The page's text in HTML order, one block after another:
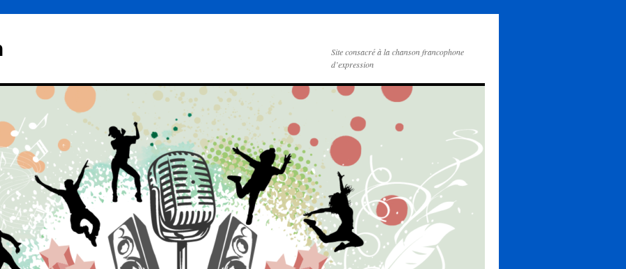
Site consacré à la chanson francophone
d’expression